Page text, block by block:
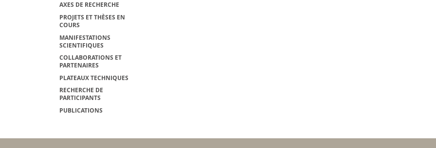
AXES DE RECHERCHE
PROJETS ET THÈSES EN
COURS
MANIFESTATIONS
SCIENTIFIQUES
COLLABORATIONS ET
PARTENAIRES
PLATEAUX TECHNIQUES
RECHERCHE DE
PARTICIPANTS
PUBLICATIONS